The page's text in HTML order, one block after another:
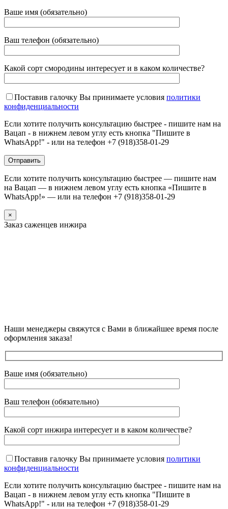
Ваше имя (обязательно)
Ваш телефон (обязательно)
Какой сорт смородины интересует и в каком количестве?
Поставив галочку Вы принимаете условия политики
конфиденциальности
Если хотите получить консультацию быстрее - пишите нам на
Вацап - в нижнем левом углу есть кнопка "Пишите в
WhatsApp!" - или на телефон +7 (918)358-01-29
Если хотите получить консультацию быстрее — пишите нам
на Вацап — в нижнем левом углу есть кнопка «Пишите в
WhatsApp!» — или на телефон +7 (918)358-01-29
×
Заказ саженцев инжира
Наши менеджеры свяжутся с Вами в ближайшее время после
оформления заказа!
Ваше имя (обязательно)
Ваш телефон (обязательно)
Какой сорт инжира интересует и в каком количестве?
Поставив галочку Вы принимаете условия политики
конфиденциальности
Если хотите получить консультацию быстрее - пишите нам на
Вацап - в нижнем левом углу есть кнопка "Пишите в
WhatsApp!" - или на телефон +7 (918)358-01-29